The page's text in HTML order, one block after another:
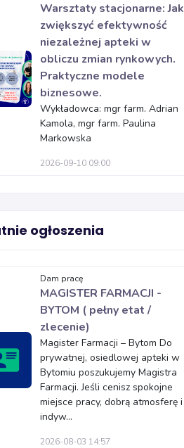
Warsztaty stacjonarne: Jak
zwiększyć efektywność
niezależnej apteki w
obliczu zmian rynkowych.
Praktyczne modele
biznesowe.
Wykładowca: mgr farm. Adrian
Kamola, mgr farm. Paulina
Markowska
2026-09-10 09:00
ogłoszenia
Dam pracę
MAGISTER FARMACJI -
BYTOM ( pełny etat /
zlecenie)
Magister Farmacji – Bytom Do
prywatnej, osiedlowej apteki w
Bytomiu poszukujemy Magistra
Farmacji. Jeśli cenisz spokojne
miejsce pracy, dobrą atmosferę i
indyw...
2026-08-03 14:57